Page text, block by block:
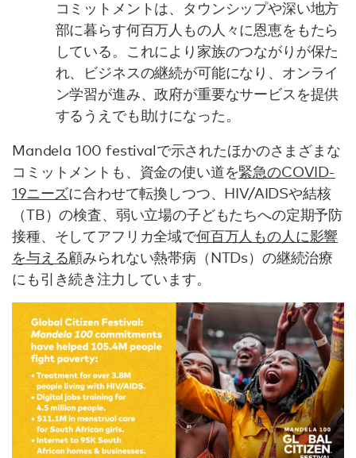
コミットメントは、タウンシップや深い地方
部に暮らす何百万人もの人々に恩恵をもたら
している。これにより家族のつながりが保た
れ、ビジネスの継続が可能になり、オンライ
ン学習が進み、政府が重要なサービスを提供
するうえでも助けになった。
Mandela 100 festivalで示されたほかのさまざまな
コミットメントも、資金の使い道を緊急のCOVID-
19ニーズに合わせて転換しつつ、HIV/AIDSや結核
（TB）の検査、弱い立場の子どもたちへの定期予防
接種、そしてアフリカ全域で何百万人もの人に影響
を与える顧みられない熱帯病（NTDs）の継続治療
にも引き続き注力しています。